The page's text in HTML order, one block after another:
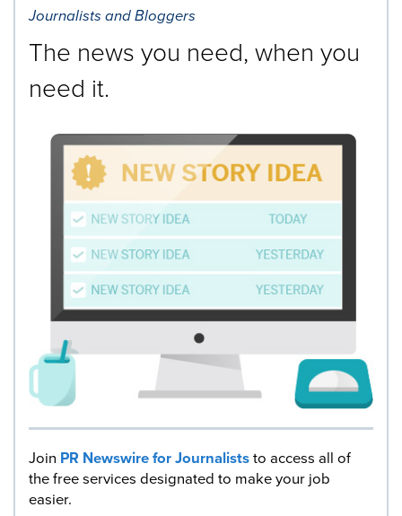
Journalists and Bloggers
The news you need, when you
need it.
Join PR Newswire for Journaliststo access all of
the free services designated to make your job
easier.